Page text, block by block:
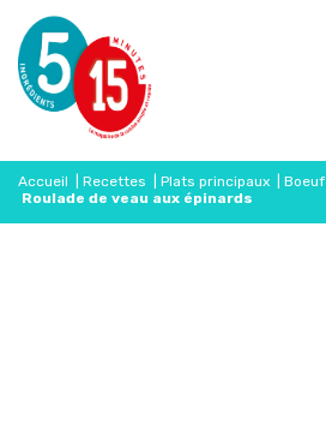
Accueil Recettes Plats principaux Boeuf
Roulade de veau aux épinards